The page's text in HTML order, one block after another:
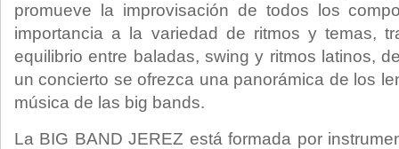
promueve la improvisación de todos los
importancia a la variedad de ritmos y temas,
equilibrio entre baladas, swing y ritmos latinos,
un concierto se ofrezca una panorámica de los
música de las big bands.
La BIG BAND JEREZ está formada por